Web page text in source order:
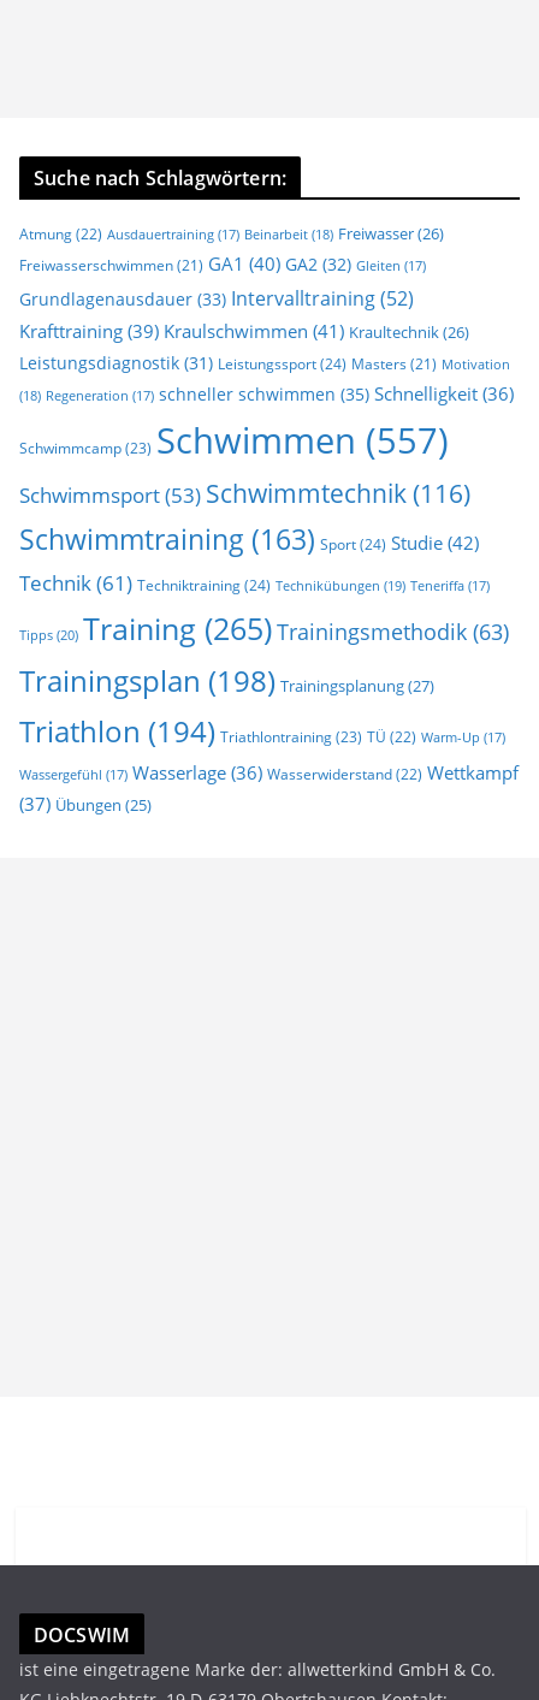
Suche nach Schlagwörtern:
Atmung(22) Ausdauertraining (17) Beinarbeit (18) Freiwasser(26)
Freiwasserschwimmen (21) GA1 (40) GA2 (32) Gleiten (17)
Grundlagenausdauer (33) Intervalltraining(52)
Krafttraining (39) Kraulschwimmen (41) Kraultechnik(26)
Leistungsdiagnostik (31) Leistungssport(24) Masters (21) Motivation
(18) Regeneration (17) schneller schwimmen (35) Schnelligkeit (36)
Schwimmcamp(23) Schwimmen (557)
Schwimmsport(53) Schwimmtechnik(116)
Schwimmtraining (163) Sport(24) Studie (42)
Technik(61) Techniktraining(24) Technikübungen (19) Teneriffa (17)
Tipps (20) Training (265)Trainingsmethodik (63)
Trainingsplan (198) Trainingsplanung(27)
Triathlon (194) Triathlontraining(23) TÜ (22) Warm-Up (17)
Wassergefühl (17) Wasserlage (36) Wasserwiderstand(22) Wettkampf
(37) Übungen (25)
DOCSWIM
ist eine eingetragene Marke der: allwetterkind GmbH & Co.